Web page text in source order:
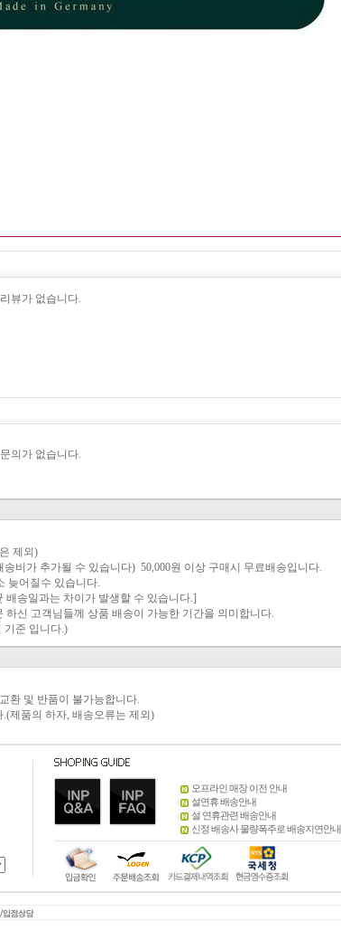
뷰가 없습니다.
의가 없습니다.
제외)
비가 추가될 수 있습니다) 50,000원 이상 구매시 무료배송입니다.
늦어질수 있습니다.
송일과는 차이가 발생할 수 있습니다.]
신 고객님들께 상품 배송이 가능한 기간을 의미합니다.
기준 입니다.)
환 및 반품이 불가능합니다.
제품의 하자, 배송오류는 제외)
오프라인 매장 이전 안내
설연휴 배송안내
설 연휴관련 배송안내
신정 배송사 물량폭주로 배송지연안내